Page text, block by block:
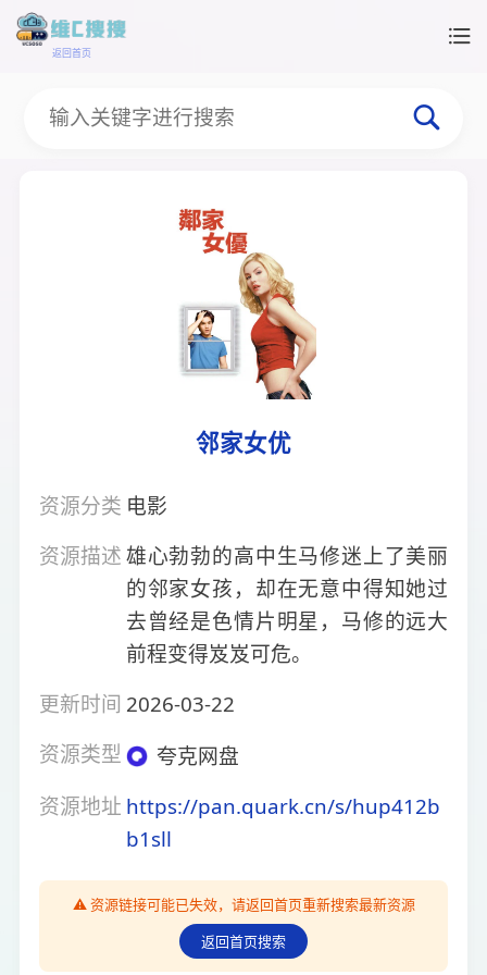
返回首页
邻家女优
资源分类 电影
资源描述雄心勃勃的高中生马修迷上了美丽
的邻家女孩，却在无意中得知她过
去曾经是色情片明星，马修的远大
前程变得岌岌可危。
更新时间 2026-03-22
资源类型
夸克网盘
资源地址 https://pan.quark.cn/s/hup412b
b1sll
⚠️ 资源链接可能已失效，请返回首页重新搜索最新资源
返回首页搜索